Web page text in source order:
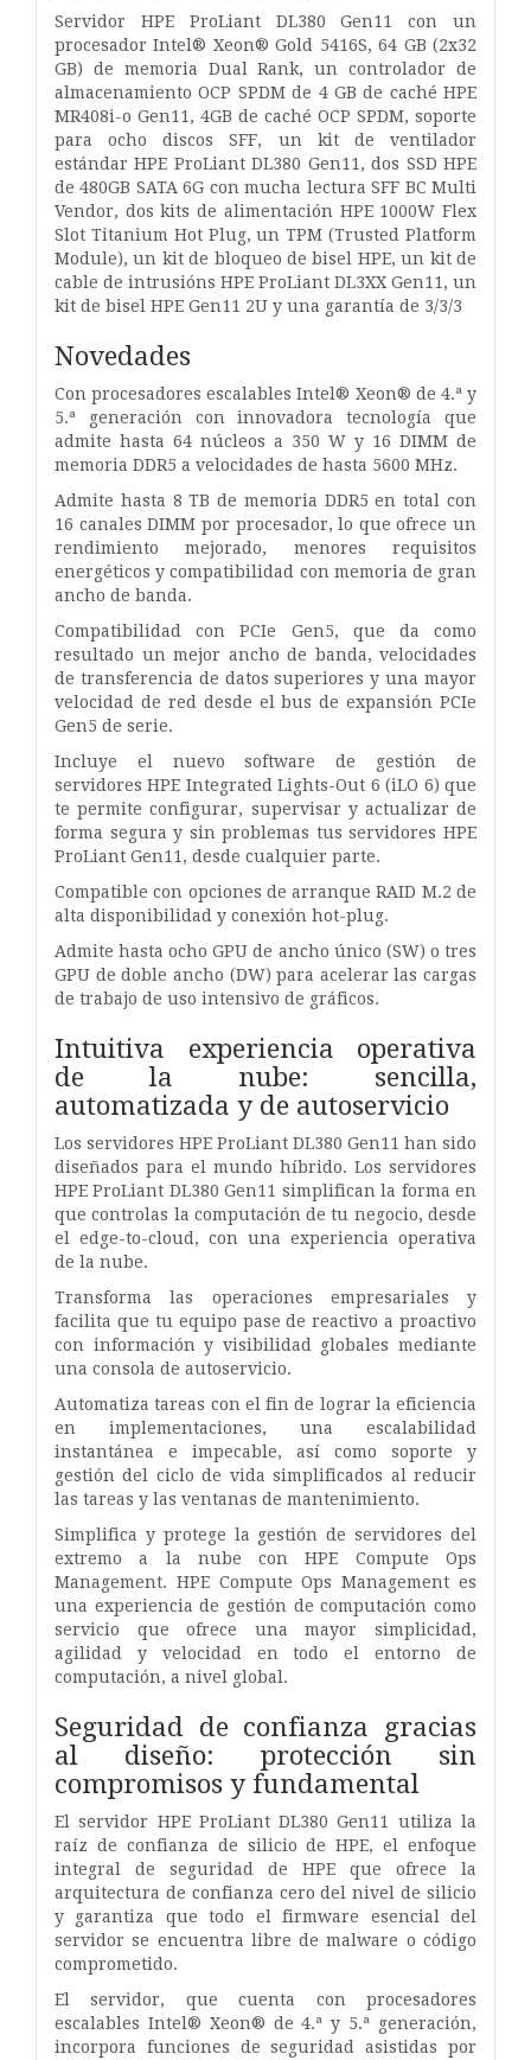
Servidor HPE ProLiant DL380 Gen11 con un
procesador Intel® Xeon® Gold 5416S, 64 GB (2x32
GB) de memoria Dual Rank, un controlador de
almacenamiento OCP SPDM de 4 GB de caché HPE
MR408i-o Gen11, 4GB de caché OCP SPDM, soporte
para ocho discos SFF, un kit de ventilador
estándar HPE ProLiant DL380 Gen11, dos SSD HPE
de 480GB SATA 6G con mucha lectura SFF BC Multi
Vendor, dos kits de alimentación HPE 1000W Flex
Slot Titanium Hot Plug, un TPM (Trusted Platform
Module), un kit de bloqueo de bisel HPE, un kit de
cable de intrusións HPE ProLiant DL3XX Gen11, un
kit de bisel HPE Gen11 2U y una garantía de 3/3/3
Novedades
Con procesadores escalables Intel® Xeon® de 4.ª y
5.ª generación con innovadora tecnología que
admite hasta 64 núcleos a 350 W y 16 DIMM de
memoria DDR5 a velocidades de hasta 5600 MHz.
Admite hasta 8 TB de memoria DDR5 en total con
16 canales DIMM por procesador, lo que ofrece un
rendimiento mejorado, menores requisitos
energéticos y compatibilidad con memoria de gran
ancho de banda.
Compatibilidad con PCIe Gen5, que da como
resultado un mejor ancho de banda, velocidades
de transferencia de datos superiores y una mayor
velocidad de red desde el bus de expansión PCIe
Gen5 de serie.
Incluye el nuevo software de gestión de
servidores HPE Integrated Lights-Out 6 (iLO 6) que
te permite configurar, supervisar y actualizar de
forma segura y sin problemas tus servidores HPE
ProLiant Gen11, desde cualquier parte.
Compatible con opciones de arranque RAID M.2 de
alta disponibilidad y conexión hot-plug.
Admite hasta ocho GPU de ancho único (SW) o tres
GPU de doble ancho (DW) para acelerar las cargas
de trabajo de uso intensivo de gráficos.
Intuitiva experiencia operativa
de la nube: sencilla,
automatizada y de autoservicio
Los servidores HPE ProLiant DL380 Gen11 han sido
diseñados para el mundo híbrido. Los servidores
HPE ProLiant DL380 Gen11 simplifican la forma en
que controlas la computación de tu negocio, desde
el edge-to-cloud, con una experiencia operativa
de la nube.
Transforma las operaciones empresariales y
facilita que tu equipo pase de reactivo a proactivo
con información y visibilidad globales mediante
una consola de autoservicio.
Automatiza tareas con el fin de lograr la eficiencia
en implementaciones, una escalabilidad
instantánea e impecable, así como soporte y
gestión del ciclo de vida simplificados al reducir
las tareas y las ventanas de mantenimiento.
Simplifica y protege la gestión de servidores del
extremo a la nube con HPE Compute Ops
Management. HPE Compute Ops Management es
una experiencia de gestión de computación como
servicio que ofrece una mayor simplicidad,
agilidad y velocidad en todo el entorno de
computación, a nivel global.
Seguridad de confianza gracias
al diseño: protección sin
compromisos y fundamental
El servidor HPE ProLiant DL380 Gen11 utiliza la
raíz de confianza de silicio de HPE, el enfoque
integral de seguridad de HPE que ofrece la
arquitectura de confianza cero del nivel de silicio
y garantiza que todo el firmware esencial del
servidor se encuentra libre de malware o código
comprometido.
El servidor, que cuenta con procesadores
escalables Intel® Xeon® de 4.ª y 5.ª generación,
incorpora funciones de seguridad asistidas por